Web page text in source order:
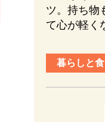
ツ。持ち物
て心が軽く
暮らしと食